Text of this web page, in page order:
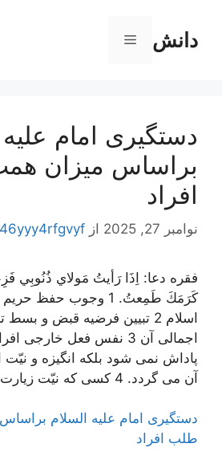
محتوادانش فهرست
دستگیری امام علیه
براساس میزان
افراد
نوامبر 27, 2025 از
فقره دعا: اِذَا رَأيتُ مَولاي ذُنُوبِي
كَرَمَكَ طَمِعتُ. 1 وجوب
اسلام 2 تبیین فرضیه قبض و
اجمالی آن 3 نفس فعل
پاداش نمی شود بلکه انگیزه و
آن می گردد. 4 کسی که نیّت زیارت مشاهد مشرفه…
دستگیری امام علیه السلام
طلب افراد